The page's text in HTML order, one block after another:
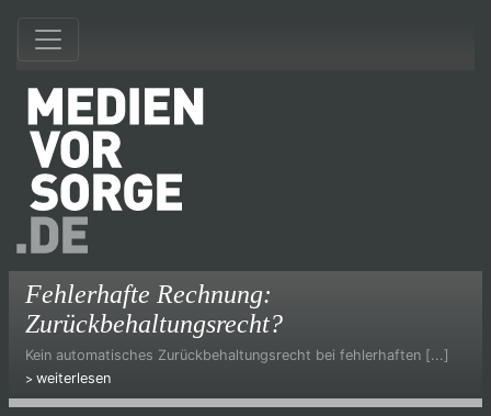
Fehlerhafte Rechnung:
Zurückbehaltungsrecht?
Kein automatisches Zurückbehaltungsrecht bei fehlerhaften [...]
weiterlesen